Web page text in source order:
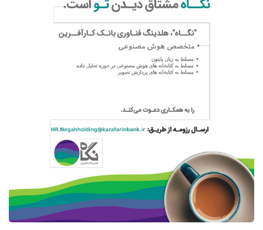
متخصصان هوش مصنوعی
کسب و کار